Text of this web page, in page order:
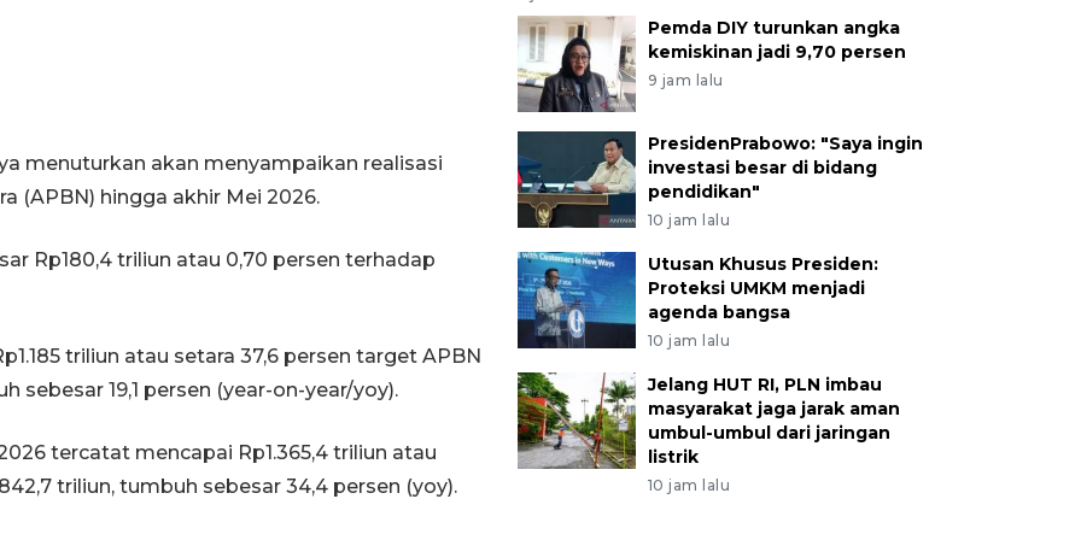
menuturkan akan menyampaikan realisasi
(APBN) hingga akhir Mei 2026.
Rp180,4 triliun atau 0,70 persen terhadap
triliun atau setara 37,6 persen target APBN
sebesar 19,1 persen (year-on-year/yoy).
tercatat mencapai Rp1.365,4 triliun atau
triliun, tumbuh sebesar 34,4 persen (yoy).
Pemda DIY turunkan angka
kemiskinan jadi 9,70 persen
9 jam lalu
PresidenPrabowo: "Saya ingin
investasi besar di bidang
pendidikan"
10 jam lalu
Utusan Khusus Presiden:
Proteksi UMKM menjadi
agenda bangsa
10 jam lalu
Jelang HUT RI, PLN imbau
masyarakat jaga jarak aman
umbul-umbul dari jaringan
listrik
10 jam lalu